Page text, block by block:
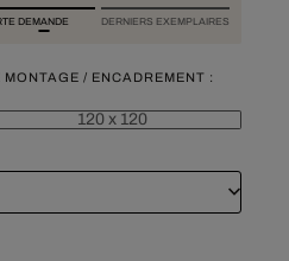
DEMANDE DERNIERS EXEMPLAIRES
/ ENCADREMENT :
120 x 120